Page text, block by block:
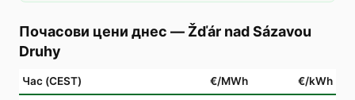
Почасови цени днес — Žďár nad Sázavou
Druhy
Час (CEST) €/MWh €/kWh